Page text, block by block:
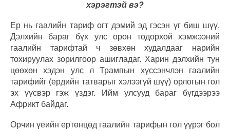
хэрэгтэй вэ?
Ер нь гаалийн тариф огт дэмий эд гэсэн үг биш шүү.
Дэлхийн бараг бүх улс орон тодорхой хэмжээний
гаалийн тарифтай ч зөвхөн худалдааг нарийн
тохируулах зорилгоор ашигладаг. Харин дэлхийн тун
цөөхөн хэдэн улс л Трампын хүссэнчлэн гаалийн
тарифийг (ердийн татварыг хэлээгүй шүү) орлогын гол
эх үүсвэр гэж үздэг. Ийм улсууд бараг бүгдээрээ
Африкт байдаг.
Орчин үеийн ертөнцөд гаалийн тарифын гол үүрэг бол